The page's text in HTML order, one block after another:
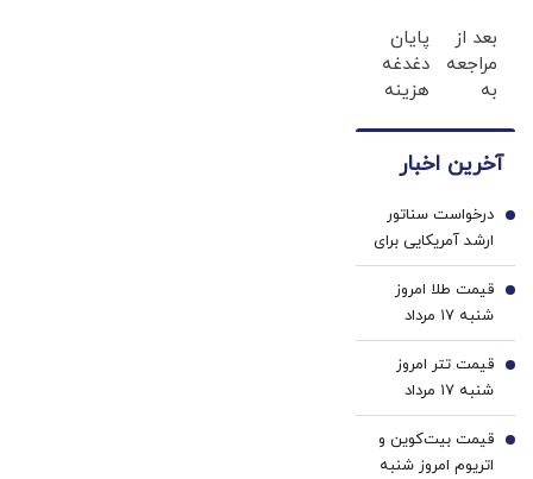
ریاضی
در
پکیج
لمینت
سفید
میکنه
بعد از
مراجعه
به
یک‌روزه
شد
پایان
دغدغه
هزینه
پزشکی
سفید
کننده
خانگی
آخرین اخبار
درخواست سناتور
ارشد آمریکایی برای
برکناری ترامپ/
سیاست های او
فاجعه بار است/
ترامپ در کدام
سیاره زندگی
می‌کند؟/ آیا او اصلا
می‌دهد؟
1
قیمت طلا امروز
شنبه ۱۷ مرداد
۱۴۰۵/ افزایش
قیمت طلا
2
قیمت تتر امروز
شنبه ۱۷ مرداد
1405 / کاهش
قیمت تتر
3
قیمت بیت‌کوین و
اتریوم امروز شنبه
4